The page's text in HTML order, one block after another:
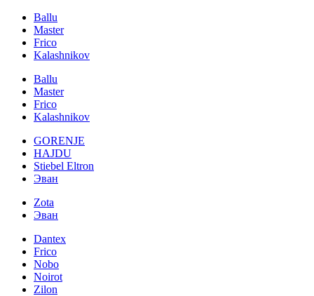
Ballu
Master
Frico
Kalashnikov
Ballu
Master
Frico
Kalashnikov
GORENJE
HAJDU
Stiebel Eltron
Эван
Zota
Эван
Dantex
Frico
Nobo
Noirot
Zilon